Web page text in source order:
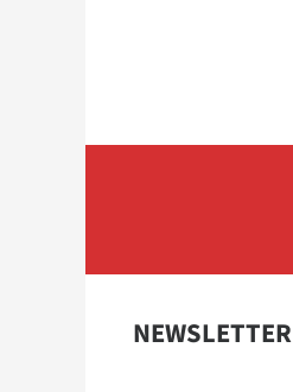
NEWSLETTER